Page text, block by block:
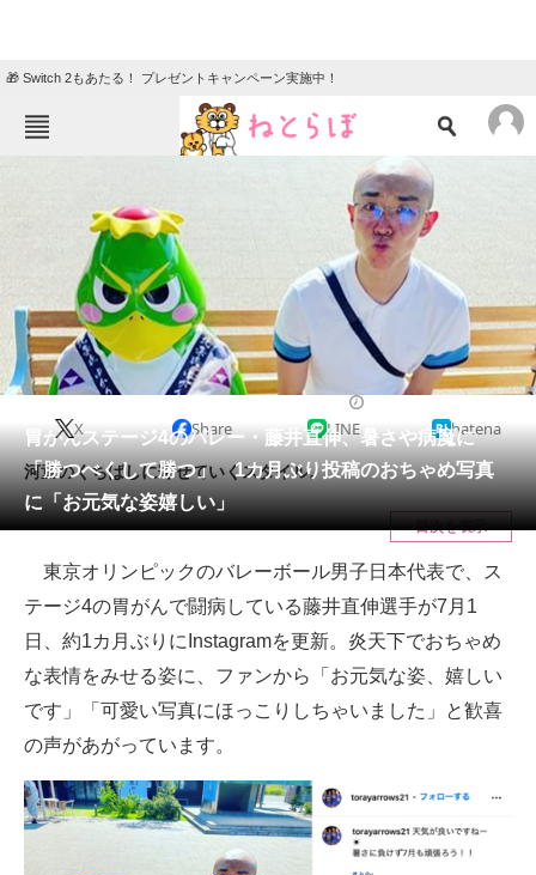
🎁 Switch 2もあたる！ プレゼントキャンペーン実施中！
地域
住まい 教育・育児
動物 リサーチ
会員記事
メディア
注目記事を集めた総合ページ
スマホと通信の最新トレンド
進化するPCとデバイスの未来
好きが集まる 比べて選べる
ビジネスと働き方のヒント
胃がんステージ4のバレー・藤井直伸、暑さや病魔に
「勝つべくして勝つ」 1カ月ぶり投稿のおちゃめ写真
に「お元気な姿嬉しい」
X Share LINE hatena
河童のくちばしに寄せていくスタイル。
目次を表示
東京オリンピックのバレーボール男子日本代表で、ス
テージ4の胃がんで闘病している藤井直伸選手が7月1
日、約1カ月ぶりにInstagramを更新。炎天下でおちゃめ
な表情をみせる姿に、ファンから「お元気な姿、嬉しい
です」「可愛い写真にほっこりしちゃいました」と歓喜
の声があがっています。